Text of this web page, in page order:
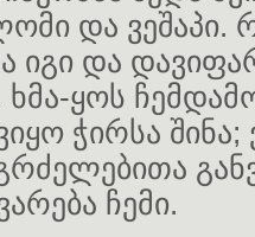
და ვეშაპი.
იგი და
ხმა-ყოს
ჭირსა შინა;
ჩემი.